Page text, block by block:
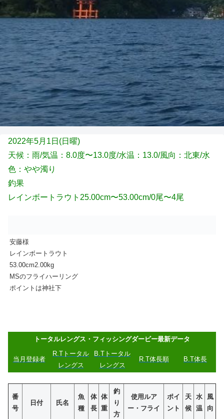
2022年5月1日(日 曜)
天候：雨/気温：8.0度〜13.0度/水温：13.0/風向：北東/水
色：やや濁り
釣果
レインボートラウト25.00cm〜53.00cm/0尾〜4尾
安藤様
レインボートラウト
53.00cm2.00kg
MSのフライハーリング
ポイントは神社下
トータルレングス・フィッシングダービー最新データ
当月登録者
R.Tトータル
レングス
B.Tトータル
レングス
R.T体長順 B.T体長
番
号
日付 氏名
魚
種
体
長
体
重
釣
り
方
使用ルア
ー・フライ
ポイ
ント
天
候
水
温
風
向